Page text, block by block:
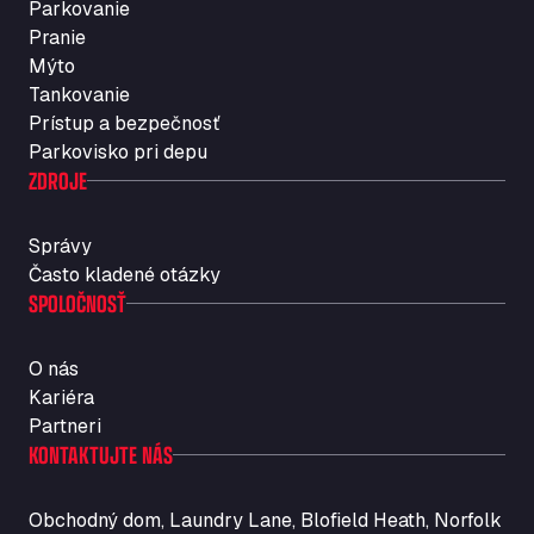
Rosario
Str. Vigentina, 205 km 5+380, 27010
Autotransit Amann
Auf dem Dreisch 8, 34346
Avin Kominis
Vasilikos Intersection E90, 46 100
Ashville Way, WA7 3EZ
AWJ Penrith Truckstop
M6 J40, Penrith Industrial Estate, CA11 9EH
Hill Barton Business park, EX5 1DR
Ballestas Flores
Ctra C 157 , 37009
Ballinluig Services
Bapaume Truck House A1
Parkovanie
Pranie
Mýto
Tankovanie
Prístup a bezpečnosť
Parkovisko pri depu
ZDROJE
Správy
Často kladené otázky
SPOLOČNOSŤ
O nás
Kariéra
Partneri
KONTAKTUJTE NÁS
Obchodný dom, Laundry Lane, Blofield Heath, Norfolk